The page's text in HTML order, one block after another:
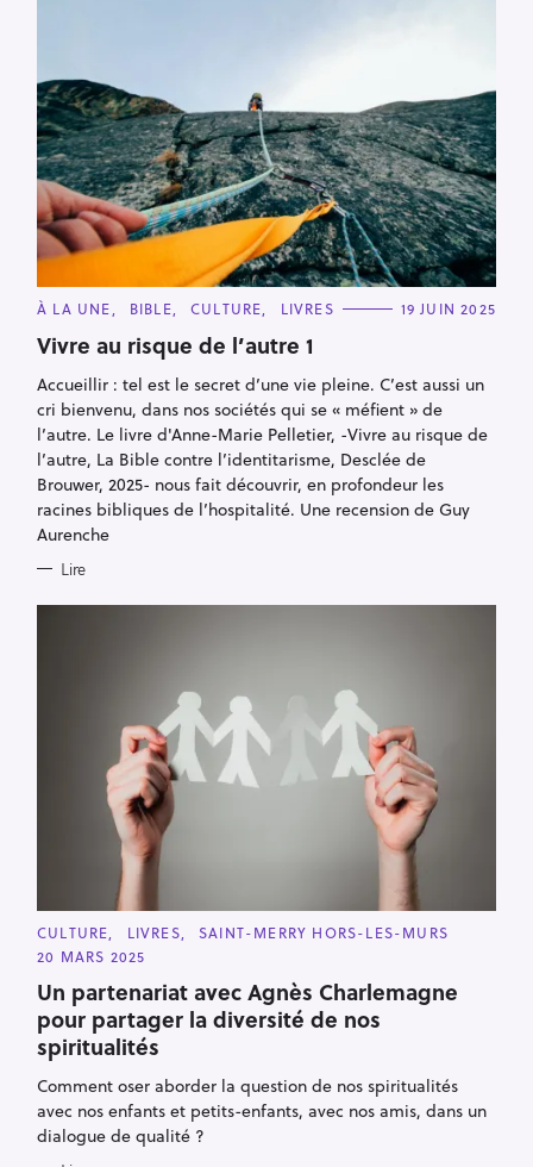
C
T
E
O
I
E
S
À LA UNE BIBLE CULTURE LIVRES 19 JUIN 2025
Vivre au risque de l’autre 1
Accueillir : tel est le secret d’une vie pleine. C’est aussi un
cri bienvenu, dans nos sociétés qui se « méfient » de
l’autre. Le livre d'Anne-Marie Pelletier, -Vivre au risque de
l’autre, La Bible contre l’identitarisme, Desclée de
Brouwer, 2025- nous fait découvrir, en profondeur les
racines bibliques de l’hospitalité. Une recension de Guy
Aurenche
Lire
C
T
G
R
I
E
CULTURE LIVRES
SAINT-MERRY HORS-LES-MURS
20 MARS 2025
Un partenariat avec Agnès Charlemagne
pour partager la diversité de nos
spiritualités
Comment oser aborder la question de nos spiritualités
avec nos enfants et petits-enfants, avec nos amis, dans un
dialogue de qualité ?